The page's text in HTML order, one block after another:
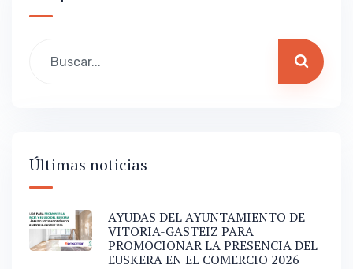
Últimas noticias
AYUDAS DEL AYUNTAMIENTO DE
VITORIA-GASTEIZ PARA
PROMOCIONAR LA PRESENCIA DEL
EUSKERA EN EL COMERCIO 2026